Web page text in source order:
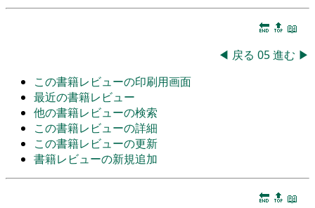
🔚 🔝 📖
◀ 戻る 05進む ▶
この書籍レビューの印刷用画面
最近の書籍レビュー
他の書籍レビューの検索
この書籍レビューの詳細
この書籍レビューの更新
書籍レビューの新規追加
🔚 🔝 📖